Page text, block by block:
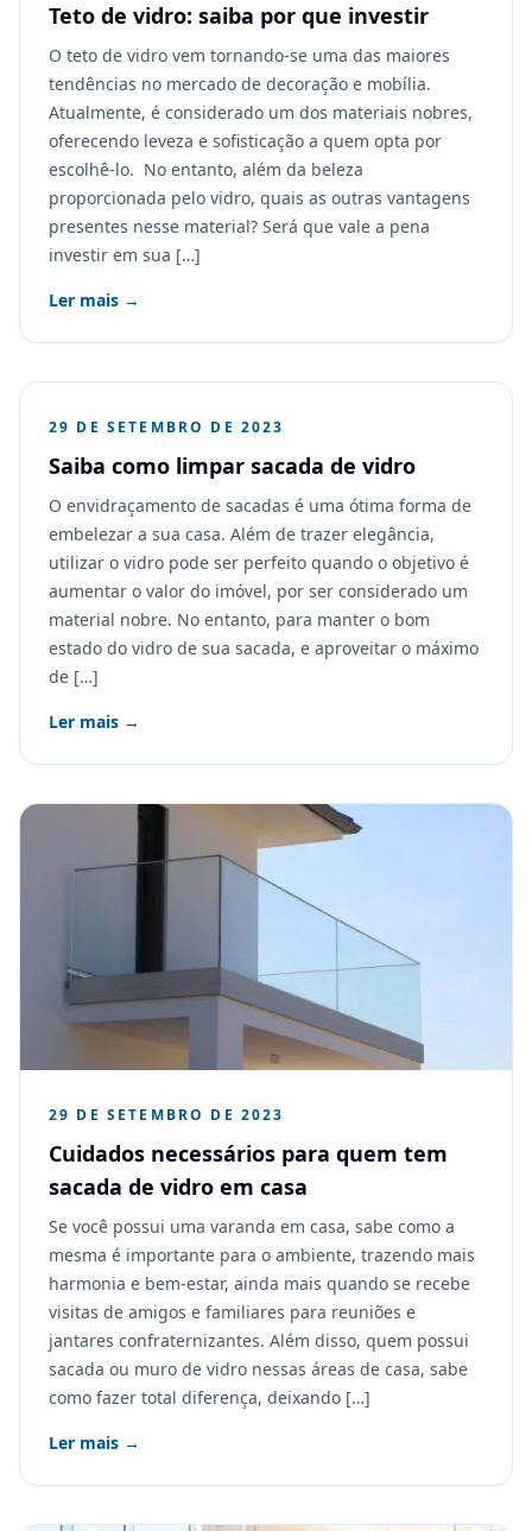
Teto de vidro: saiba por que investir
O teto de vidro vem tornando-se uma das maiores
tendências no mercado de decoração e mobília.
Atualmente, é considerado um dos materiais nobres,
oferecendo leveza e sofisticação a quem opta por
escolhê-lo. No entanto, além da beleza
proporcionada pelo vidro, quais as outras vantagens
presentes nesse material? Será que vale a pena
investir em sua […]
Ler mais →
29 DE SETEMBRO DE 2023
Saiba como limpar sacada de vidro
O envidraçamento de sacadas é uma ótima forma de
embelezar a sua casa. Além de trazer elegância,
utilizar o vidro pode ser perfeito quando o objetivo é
aumentar o valor do imóvel, por ser considerado um
material nobre. No entanto, para manter o bom
estado do vidro de sua sacada, e aproveitar o máximo
de […]
Ler mais →
29 DE SETEMBRO DE 2023
Cuidados necessários para quem tem
sacada de vidro em casa
Se você possui uma varanda em casa, sabe como a
mesma é importante para o ambiente, trazendo mais
harmonia e bem-estar, ainda mais quando se recebe
visitas de amigos e familiares para reuniões e
jantares confraternizantes. Além disso, quem possui
sacada ou muro de vidro nessas áreas de casa, sabe
como fazer total diferença, deixando […]
Ler mais →